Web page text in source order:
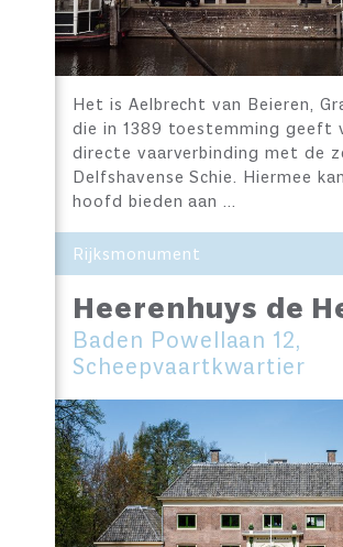
Het is Aelbrecht van Beieren,
die in 1389 toestemming geeft
directe vaarverbinding met de
Delfshavense Schie. Hiermee
hoofd bieden aan …
Rijksmonument
Heerenhuys de
Baden Powellaan 12,
Scheepvaartkwartier